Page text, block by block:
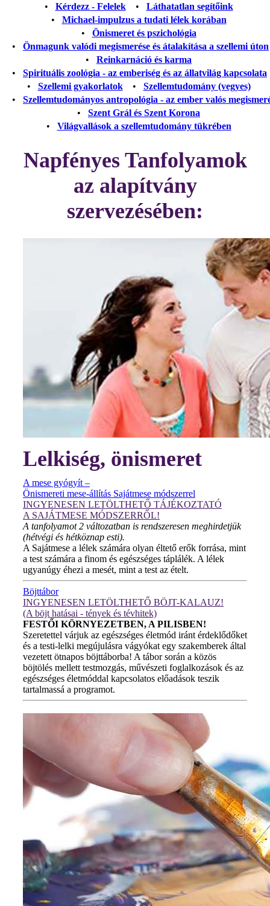
• Kérdezz - Felelek• Láthatatlan segítőink
• Michael-impulzus a tudati lélek korában
• Önismeret és pszichológia
• Önmagunk valódi megismerése és átalakítása a szellemi úton
• Reinkarnáció és karma
• Spirituális zoológia - az emberiség és az állatvilág kapcsolata
• Szellemi gyakorlatok• Szellemtudomány (vegyes)
• Szellemtudományos antropológia - az ember valós
• Szent Grál és Szent Korona
• Világvallások a szellemtudomány tükrében
Napfényes Tanfolyamok
az alapítvány
szervezésében:
Lelkiség, önismeret
A mese gyógyít –
Önismereti mese-állítás Sajátmese módszerrel
INGYENESEN LETÖLTHETŐ TÁJÉKOZTATÓ
A SAJÁTMESE MÓDSZERRŐL!
A tanfolyamot 2 változatban is rendszeresen meghirdetjük
(hétvégi és hétköznap esti).
A Sajátmese a lélek számára olyan éltető erők forrása, mint
a test számára a finom és egészséges táplálék. A lélek
ugyanúgy éhezi a mesét, mint a test az ételt.
Böjttábor
INGYENESEN LETÖLTHETŐ BÖJT-KALAUZ!
(A böjt hatásai - tények és tévhitek)
FESTŐI KÖRNYEZETBEN, A PILISBEN!
Szeretettel várjuk az egészséges életmód iránt érdeklődőket
és a testi-lelki megújulásra vágyókat egy szakemberek által
vezetett ötnapos böjttáborba! A tábor során a közös
böjtölés mellett testmozgás, művészeti foglalkozások és az
egészséges életmóddal kapcsolatos előadások teszik
tartalmassá a programot.